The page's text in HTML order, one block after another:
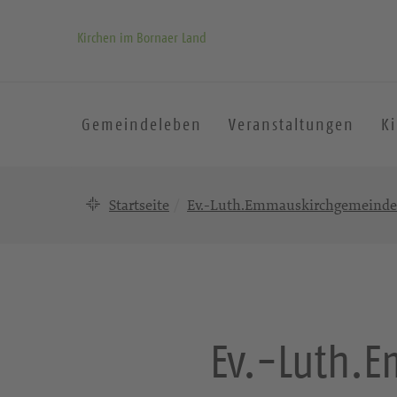
Kirchen im Bornaer Land
Gemeindeleben Veranstaltungen
Startseite Ev.-
Ev.-